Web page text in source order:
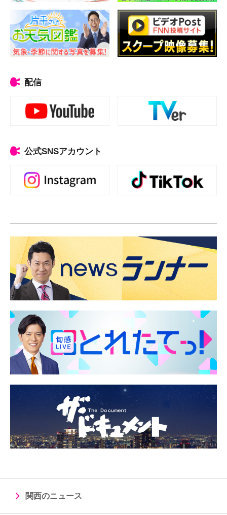
配信
公式SNSアカウント
関西のニュース